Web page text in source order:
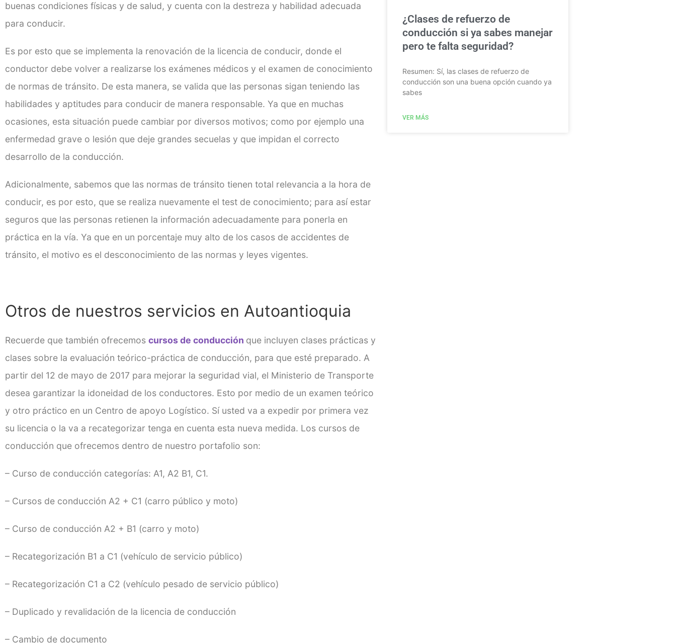
buenas condiciones físicas y de salud, y cuenta con la destreza y habilidad adecuada
para conducir.
Es por esto que se implementa la renovación de la licencia de conducir, donde el
conductor debe volver a realizarse los exámenes médicos y el examen de conocimiento
de normas de tránsito. De esta manera, se valida que las personas sigan teniendo las
habilidades y aptitudes para conducir de manera responsable. Ya que en muchas
ocasiones, esta situación puede cambiar por diversos motivos; como por ejemplo una
enfermedad grave o lesión que deje grandes secuelas y que impidan el correcto
desarrollo de la conducción.
Adicionalmente, sabemos que las normas de tránsito tienen total relevancia a la hora de
conducir, es por esto, que se realiza nuevamente el test de conocimiento; para así estar
seguros que las personas retienen la información adecuadamente para ponerla en
práctica en la vía. Ya que en un porcentaje muy alto de los casos de accidentes de
tránsito, el motivo es el desconocimiento de las normas y leyes vigentes.
Otros de nuestros servicios en Autoantioquia
Recuerde que también ofrecemos cursos de conducción que incluyen clases prácticas y
clases sobre la evaluación teórico-práctica de conducción, para que esté preparado. A
partir del 12 de mayo de 2017 para mejorar la seguridad vial, el Ministerio de Transporte
desea garantizar la idoneidad de los conductores. Esto por medio de un examen teórico
y otro práctico en un Centro de apoyo Logístico. Sí usted va a expedir por primera vez
su licencia o la va a recategorizar tenga en cuenta esta nueva medida. Los cursos de
conducción que ofrecemos dentro de nuestro portafolio son:
– Curso de conducción categorías: A1, A2 B1, C1.
– Cursos de conducción A2 + C1 (carro público y moto)
– Curso de conducción A2 + B1 (carro y moto)
– Recategorización B1 a C1 (vehículo de servicio público)
– Recategorización C1 a C2 (vehículo pesado de servicio público)
– Duplicado y revalidación de la licencia de conducción
– Cambio de documento
¿Clases de refuerzo de
conducción si ya sabes manejar
pero te falta seguridad?
Resumen: Sí, las clases de refuerzo de
conducción son una buena opción cuando ya
sabes
VER MÁS